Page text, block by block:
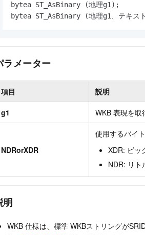
bytea ST_AsBinary (地理g1);
bytea ST_AsBinary (地理g1、テキス
ラメーター
項目 説明
g1 WKB 表現を取
NDRorXDR
使用するバイ
XDR: ビッ
NDR: リト
明
WKB 仕様は、標準 WKBストリングが